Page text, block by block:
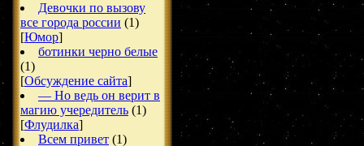
Девочки по вызову
все города россии (1)
[Юмор]
ботинки черно белые
(1)
[Обсуждение сайта]
— Но ведь он верит в
магию учередитель (1)
[Флудилка]
Всем привет (1)